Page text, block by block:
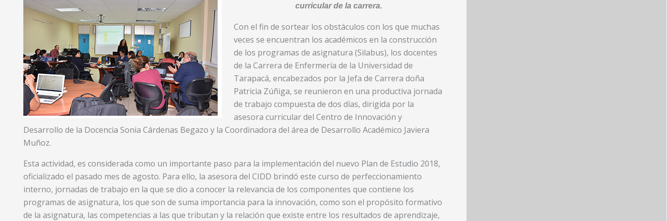
curricular de la carrera.
Con el fin de sortear los obstáculos con los que muchas
veces se encuentran los académicos en la construcción
de los programas de asignatura (Silabus), los docentes
de la Carrera de Enfermería de la Universidad de
Tarapacá, encabezados por la Jefa de Carrera doña
Patricia Zúñiga, se reunieron en una productiva jornada
de trabajo compuesta de dos días, dirigida por la
asesora curricular del Centro de Innovación y
Desarrollo de la Docencia Sonia Cárdenas Begazo y la Coordinadora del área de Desarrollo Académico Javiera
Muñoz.
Esta actividad, es considerada como un importante paso para la implementación del nuevo Plan de Estudio 2018,
oficializado el pasado mes de agosto. Para ello, la asesora del CIDD brindó este curso de perfeccionamiento
interno, jornadas de trabajo en la que se dio a conocer la relevancia de los componentes que contiene los
programas de asignatura, los que son de suma importancia para la innovación, como son el propósito formativo
de la asignatura, las competencias a las que tributan y la relación que existe entre los resultados de aprendizaje,